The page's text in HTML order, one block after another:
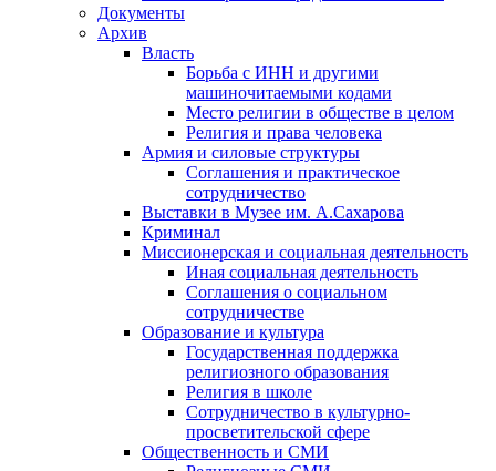
Документы
Архив
Власть
Борьба с ИНН и другими
машиночитаемыми кодами
Место религии в обществе в целом
Религия и права человека
Армия и силовые структуры
Соглашения и практическое
сотрудничество
Выставки в Музее им. А.Сахарова
Криминал
Миссионерская и социальная деятельность
Иная социальная деятельность
Соглашения о социальном
сотрудничестве
Образование и культура
Государственная поддержка
религиозного образования
Религия в школе
Сотрудничество в культурно-
просветительской сфере
Общественность и СМИ